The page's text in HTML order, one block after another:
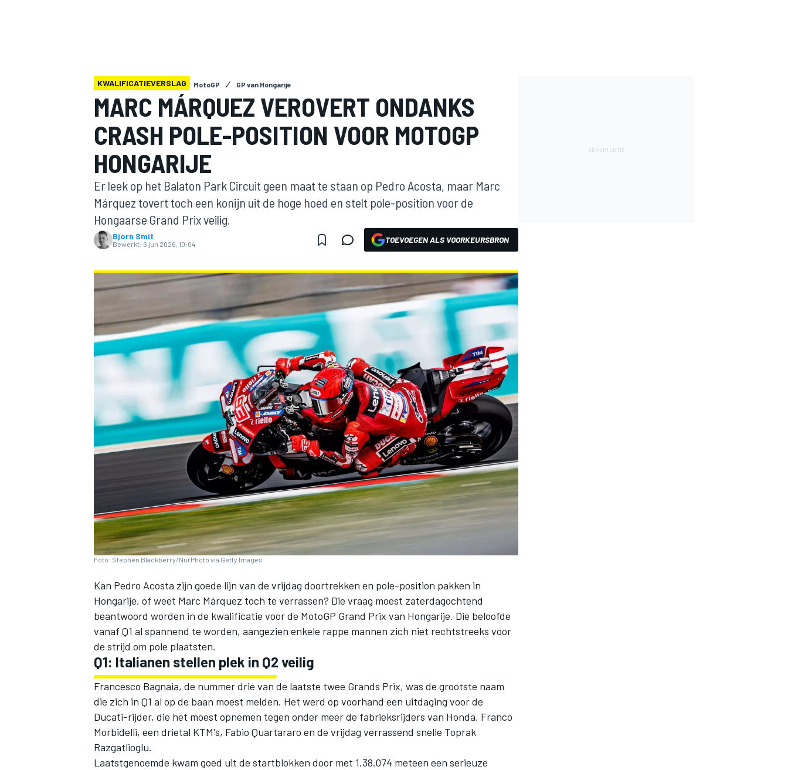
MOTOGP
KWALIFICATIEVERSLAG MotoGP GP van Hongarije
MARC MÁRQUEZ VEROVERT ONDANKS
CRASH POLE-POSITION VOOR MOTOGP
HONGARIJE
Er leek op het Balaton Park Circuit geen maat te staan op Pedro Acosta, maar Marc
Márquez tovert toch een konijn uit de hoge hoed en stelt pole-position voor de
Hongaarse Grand Prix veilig.
Bjorn Smit
Bewerkt: 6 jun 2026, 10:04 TOEVOEGEN ALS VOORKEURSBRON
Foto: Stephen Blackberry/NurPhoto via Getty Images
Kan Pedro Acosta zijn goede lijn van de vrijdag doortrekken en pole-position pakken in
Hongarije, of weet Marc Márquez toch te verrassen? Die vraag moest zaterdagochtend
beantwoord worden in de kwalificatie voor de MotoGP Grand Prix van Hongarije. Die beloofde
vanaf Q1 al spannend te worden, aangezien enkele rappe mannen zich niet rechtstreeks voor
de strijd om pole plaatsten.
Q1: Italianen stellen plek in Q2 veilig
Francesco Bagnaia, de nummer drie van de laatste twee Grands Prix, was de grootste naam
die zich in Q1 al op de baan moest melden. Het werd op voorhand een uitdaging voor de
Ducati-rijder, die het moest opnemen tegen onder meer de fabrieksrijders van Honda, Franco
Morbidelli, een drietal KTM's, Fabio Quartararo en de vrijdag verrassend snelle Toprak
Razgatlioglu.
Laatstgenoemde kwam goed uit de startblokken door met 1.38.074 meteen een serieuze